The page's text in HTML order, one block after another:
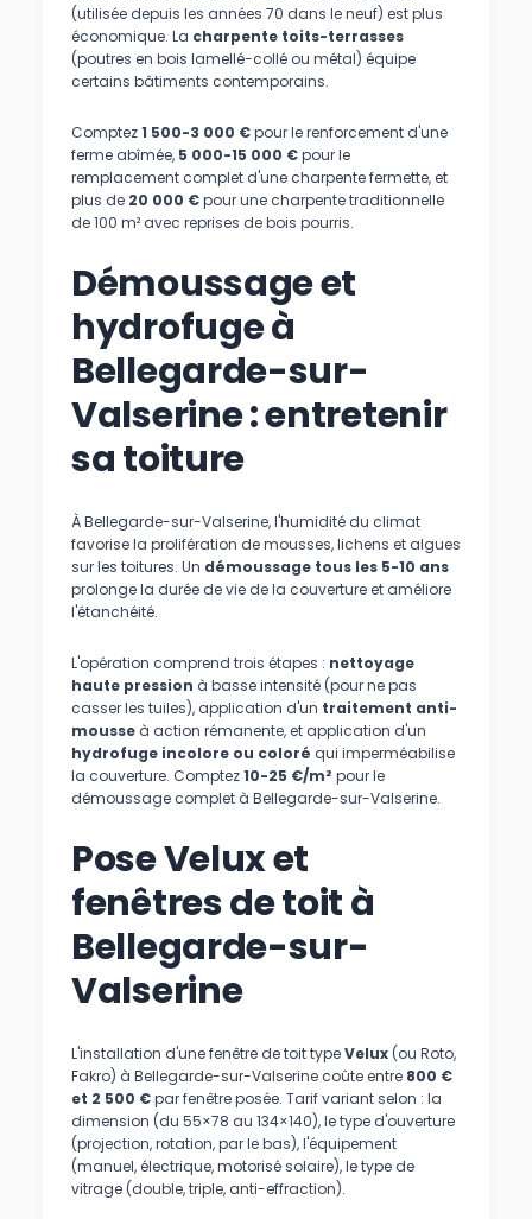
(utilisée depuis les années 70 dans le neuf) est plus
économique. La charpente toits-terrasses
(poutres en bois lamellé-collé ou métal) équipe
certains bâtiments contemporains.
Comptez1 500-3 000 €pour le renforcement d'une
ferme abîmée, 5 000-15 000 €pour le
remplacement complet d'une charpente fermette, et
plus de 20 000 €pour une charpente traditionnelle
de 100 m² avec reprises de bois pourris.
Démoussage et
hydrofuge à
Bellegarde-sur-
Valserine : entretenir
sa toiture
À Bellegarde-sur-Valserine, l'humidité du climat
favorise la prolifération de mousses, lichens et algues
sur les toitures. Un démoussage tous les 5-10 ans
prolonge la durée de vie de la couverture et améliore
l'étanchéité.
L'opération comprend trois étapes : nettoyage
haute pression à basse intensité (pour ne pas
casser les tuiles), application d'un traitement anti-
mousse à action rémanente, et application d'un
hydrofuge incolore ou coloré qui imperméabilise
la couverture. Comptez10-25 €/m² pour le
démoussage complet à Bellegarde-sur-Valserine.
Pose Velux et
fenêtres de toit à
Bellegarde-sur-
Valserine
L'installation d'une fenêtre de toit typeVelux (ou Roto,
Fakro) à Bellegarde-sur-Valserine coûte entre 800 €
et 2 500 €par fenêtre posée. Tarif variant selon : la
dimension (du 55×78 au 134×140), le type d'ouverture
(projection, rotation, par le bas), l'équipement
(manuel, électrique, motorisé solaire), le type de
vitrage (double, triple, anti-effraction).